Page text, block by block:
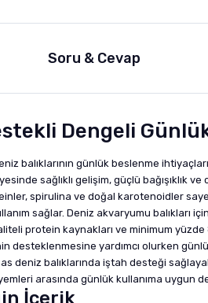
Soru & Cevap
Dengeli
balıklarının günlük beslenme
sağlıklı gelişim, güçlü bağışıklık
spirulina ve doğal karotenoidler
sağlar. Deniz akvaryumu balıkları
protein kaynakları ve minimum
desteklenmesine yardımcı olurken
deniz balıklarında iştah desteği
arasında günlük kullanıma uygun
İçerik